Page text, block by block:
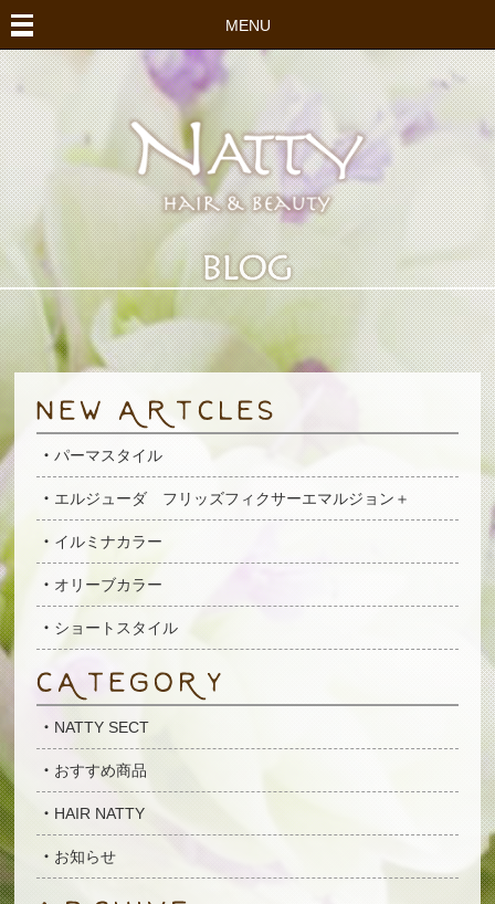
MENU
パーマスタイル
エルジューダ フリッズフィクサーエマルジョン＋
イルミナカラー
オリーブカラー
ショートスタイル
NATTY SECT
おすすめ商品
HAIR NATTY
お知らせ